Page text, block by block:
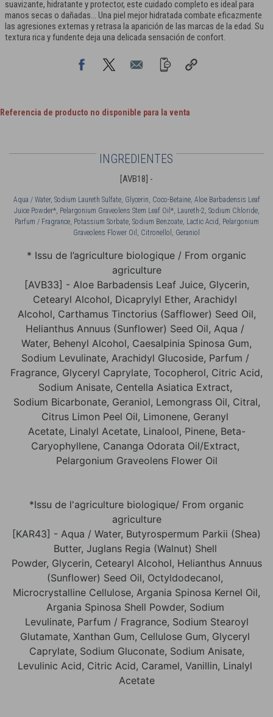
suavizante, hidratante y protector, este cuidado completo es ideal para
manos secas o dañadas... Una piel mejor hidratada combate eficazmente
las agresiones externas y retrasa la aparición de las marcas de la edad. Su
textura rica y fundente deja una delicada sensación de confort.
Referencia de producto no disponible para la venta
INGREDIENTES
[AVB18] -
Aqua / Water, Sodium Laureth Sulfate, Glycerin, Coco-Betaine, Aloe Barbadensis Leaf
Juice Powder*, Pelargonium Graveolens Stem Leaf Oil*, Laureth-2, Sodium Chloride,
Parfum / Fragrance, Potassium Sorbate, Sodium Benzoate, Lactic Acid, Pelargonium
Graveolens Flower Oil, Citronellol, Geraniol
* Issu de l’agriculture biologique / From organic
agriculture
[AVB33] - Aloe Barbadensis Leaf Juice, Glycerin,
Cetearyl Alcohol, Dicaprylyl Ether, Arachidyl
Alcohol, Carthamus Tinctorius (Safflower) Seed Oil,
Helianthus Annuus (Sunflower) Seed Oil, Aqua /
Water, Behenyl Alcohol, Caesalpinia Spinosa Gum,
Sodium Levulinate, Arachidyl Glucoside, Parfum /
Fragrance, Glyceryl Caprylate, Tocopherol, Citric Acid,
Sodium Anisate, Centella Asiatica Extract,
Sodium Bicarbonate, Geraniol, Lemongrass Oil, Citral,
Citrus Limon Peel Oil, Limonene, Geranyl
Acetate, Linalyl Acetate, Linalool, Pinene, Beta-
Caryophyllene, Cananga Odorata Oil/Extract,
Pelargonium Graveolens Flower Oil
*Issu de l'agriculture biologique/ From organic
agriculture
[KAR43] - Aqua / Water, Butyrospermum Parkii (Shea)
Butter, Juglans Regia (Walnut) Shell
Powder, Glycerin, Cetearyl Alcohol, Helianthus Annuus
(Sunflower) Seed Oil, Octyldodecanol,
Microcrystalline Cellulose, Argania Spinosa Kernel Oil,
Argania Spinosa Shell Powder, Sodium
Levulinate, Parfum / Fragrance, Sodium Stearoyl
Glutamate, Xanthan Gum, Cellulose Gum, Glyceryl
Caprylate, Sodium Gluconate, Sodium Anisate,
Levulinic Acid, Citric Acid, Caramel, Vanillin, Linalyl
Acetate